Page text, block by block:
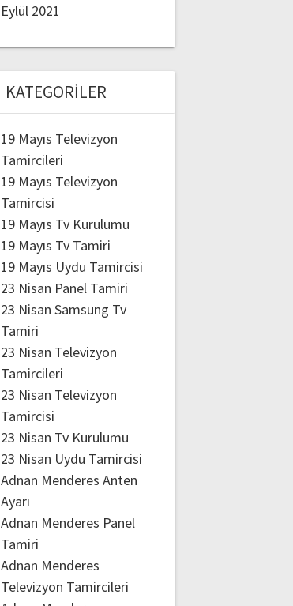
Eylül 2021
KATEGORILER
19 Mayıs Televizyon
Tamircileri
19 Mayıs Televizyon
Tamircisi
19 Mayıs Tv Kurulumu
19 Mayıs Tv Tamiri
19 Mayıs Uydu Tamircisi
23 Nisan Panel Tamiri
23 Nisan Samsung Tv
Tamiri
23 Nisan Televizyon
Tamircileri
23 Nisan Televizyon
Tamircisi
23 Nisan Tv Kurulumu
23 Nisan Uydu Tamircisi
Adnan Menderes Anten
Ayarı
Adnan Menderes Panel
Tamiri
Adnan Menderes
Televizyon Tamircileri